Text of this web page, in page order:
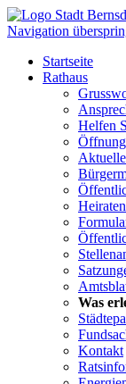
Navigation
Startseite
Rathaus
Helfen
Was
Kontakt